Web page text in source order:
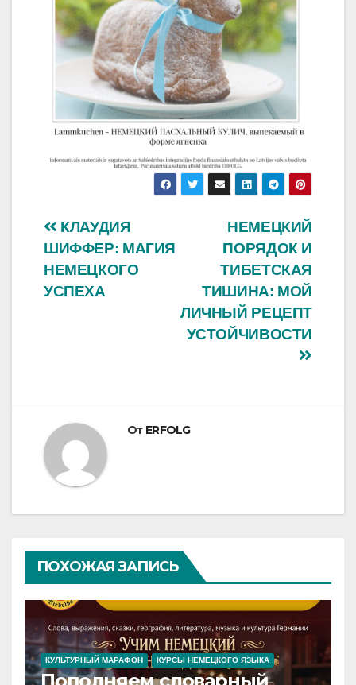
Навигация
по
записям
НЕМЕЦКИЙ
ПОРЯДОК И
ТИБЕТСКАЯ
ТИШИНА: МОЙ
ЛИЧНЫЙ РЕЦЕПТ
УСТОЙЧИВОСТИ
КЛАУДИЯ
ШИФФЕР: МАГИЯ
НЕМЕЦКОГО
УСПЕХА
От ERFOLG
ПОХОЖАЯ ЗАПИСЬ
КУЛЬТУРНЫЙ МАРАФОН КУРСЫ НЕМЕЦКОГО ЯЗЫКА
Пополняем словарный